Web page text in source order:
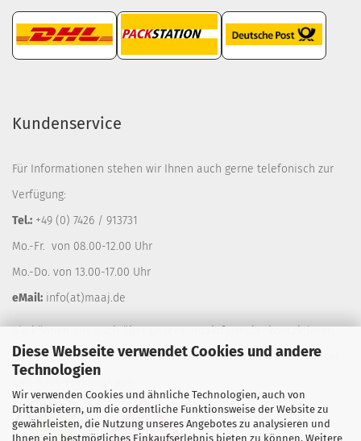
Diese Webseite verwendet Cookies und andere
Technologien
Wir verwenden Cookies und ähnliche Technologien, auch von
Drittanbietern, um die ordentliche Funktionsweise der Website zu
gewährleisten, die Nutzung unseres Angebotes zu analysieren und
Ihnen ein bestmögliches Einkaufserlebnis bieten zu können. Weitere
Kundenservice
Für Informationen stehen wir Ihnen auch gerne telefonisch zur
Verfügung:
Tel.: +49 (0) 7426 / 913731
Mo.-Fr. von 08.00-12.00 Uhr
Mo.-Do. von 13.00-17.00 Uhr
eMail: info(at)maaj.de
Sie können uns auch über unserKontaktformularkontaktieren.
Gerne rufen wir Sie auf Wunsch zurück, füllen Sie einfach unser
Call-Back-Formular